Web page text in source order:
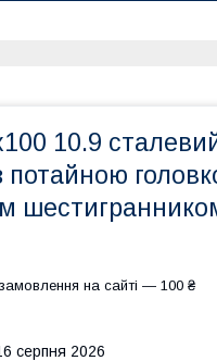
10.9
потайною
на сайті — 100 ₴
серпня 2026